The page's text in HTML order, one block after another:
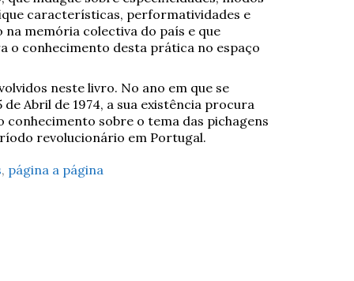
características, performatividades e
memória colectiva do país e que
o conhecimento desta prática no espaço
neste livro. No ano em que se
Abril de 1974, a sua existência procura
sobre o tema das pichagens
revolucionário em Portugal.
, página a página